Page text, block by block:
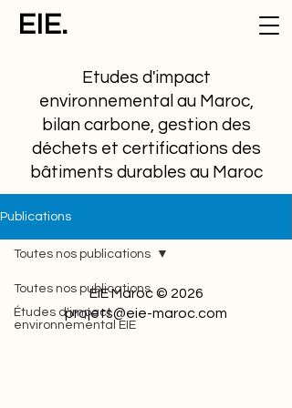
EIE.
Etudes d'impact
environnemental au Maroc,
bilan carbone, gestion des
déchets et certifications des
bâtiments durables au Maroc
Publications
Toutes nos publications
Études d'impact
environnemental EIE
Toutes nos publications
EIE Maroc © 2026
projets@eie-maroc.com